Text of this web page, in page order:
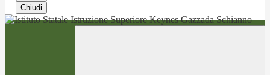
Chiudi